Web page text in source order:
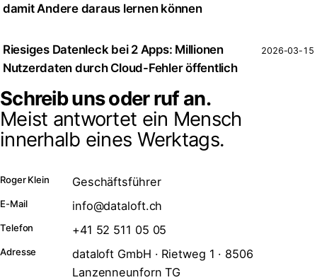
damit Andere daraus lernen können
Riesiges Datenleck bei 2 Apps: Millionen
Nutzerdaten durch Cloud-Fehler öffentlich
2026-03-15
Schreib uns oder ruf an.
Meist antwortet ein Mensch
innerhalb eines Werktags.
Roger Klein Geschäftsführer
E-Mail info@dataloft.ch
Telefon +41 52 511 05 05
Adresse
dataloft GmbH · Rietweg 1 · 8506
Lanzenneunforn TG